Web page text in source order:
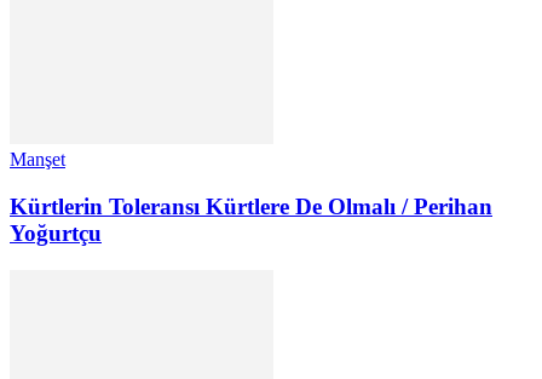
Manşet
Kürtlerin Toleransı Kürtlere De Olmalı / Perihan
Yoğurtçu